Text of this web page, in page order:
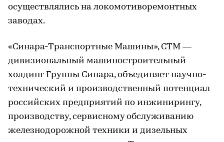
осуществлялись на локомотиворемонтных
заводах.
«Синара-Транспортные Машины», СТМ —
дивизиональный машиностроительный
холдинг Группы Синара, объединяет научно-
технический и производственный потенциал
российских предприятий по инжинирингу,
производству, сервисному обслуживанию
железнодорожной техники и дизельных